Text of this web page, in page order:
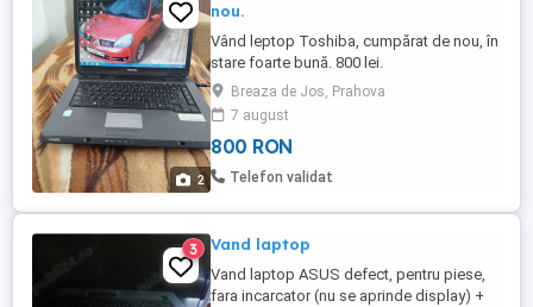
2
nou.
Vând leptop Toshiba, cumpărat de nou, în
stare foarte bună. 800 lei.
Breaza de Jos, Prahova
7 august
800 RON
Telefon validat
3 Vand laptop
Vand laptop ASUS defect, pentru piese,
fara incarcator (nu se aprinde display) +